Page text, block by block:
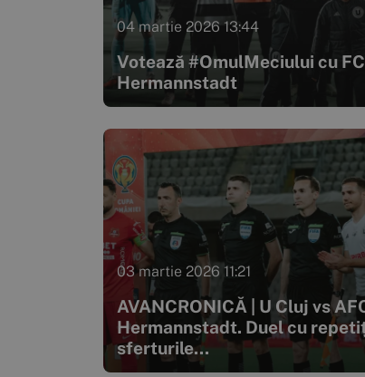
04 martie 2026 13:44
Votează #OmulMeciului cu FC
Hermannstadt
03 martie 2026 11:21
AVANCRONICĂ | U Cluj vs
Hermannstadt. Duel cu
sferturile...